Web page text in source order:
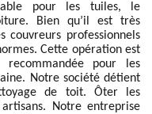
pour les tuiles, le
Bien qu’il est très
couvreurs professionnels
Cette opération est
pour les
Notre société détient
de toit. Ôter les
Notre entreprise